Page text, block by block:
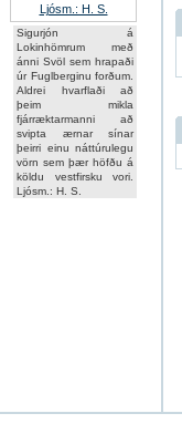
Sigurjón á
Lokinhömrum með
ánni Svöl sem hrapaði
úr Fuglberginu forðum.
Aldrei hvarflaði að
þeim mikla
fjárræktarmanni að
svipta ærnar sínar
þeirri einu náttúrulegu
vörn sem þær höfðu á
köldu vestfirsku vori.
Ljósm.: H. S.